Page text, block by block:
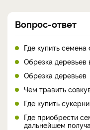
Вопрос-ответ
Где купить семена
Обрезка деревьев
Обрезка деревьев
Чем травить
Где купить
Где приобрести
дальнейшем